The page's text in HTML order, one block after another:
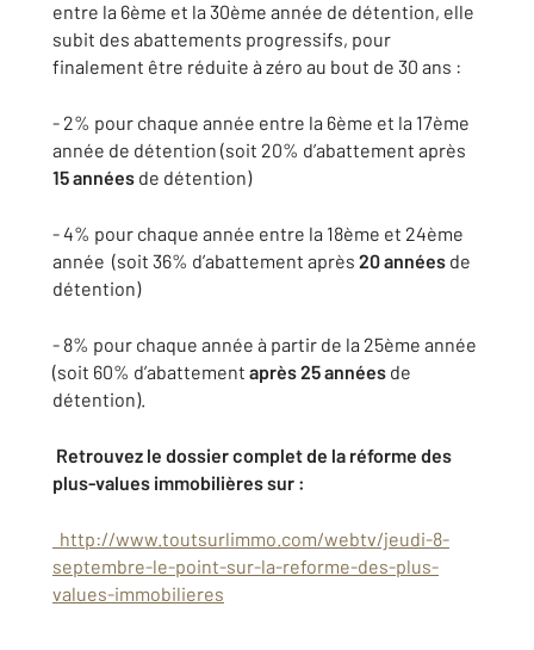
entre la 6ème et la 30ème année de détention, elle
subit des abattements progressifs, pour
finalement être réduite à zéro au bout de 30 ans :
- 2% pour chaque année entre la 6ème et la 17ème
année de détention (soit 20% d’abattement après
15 années de détention)
- 4% pour chaque année entre la 18ème et 24ème
année (soit 36% d’abattement après 20 années de
détention)
- 8% pour chaque année à partir de la 25ème année
(soit 60% d’abattement après 25 années de
détention).
Retrouvez le dossier complet de la réforme des
plus-values immobilières sur :
http://www.toutsurlimmo.com/webtv/jeudi-8-
septembre-le-point-sur-la-reforme-des-plus-
values-immobilieres